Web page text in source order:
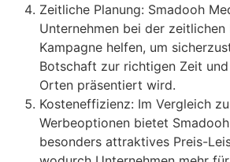
Zeitliche Planung: Smadooh
Unternehmen bei der zeitlichen
Kampagne helfen, um
Botschaft zur richtigen Zeit
Orten präsentiert wird.
Kosteneffizienz: Im Vergleich
Werbeoptionen bietet
besonders attraktives Preis-